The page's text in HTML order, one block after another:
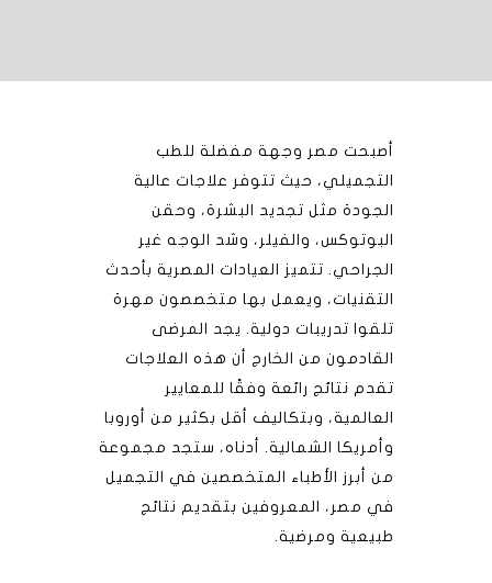
أصبحت مصر وجهة مفضلة للطب
التجميلي، حيث تتوفر علاجات عالية
الجودة مثل تجديد البشرة، وحقن
البوتوكس، والفيلر، وشد الوجه غير
الجراحي. تتميز العيادات المصرية بأحدث
التقنيات، ويعمل بها متخصصون مهرة
تلقوا تدريبات دولية. يجد المرضى
القادمون من الخارج أن هذه العلاجات
تقدم نتائج رائعة وفقًا للمعايير
العالمية، وبتكاليف أقل بكثير من أوروبا
وأمريكا الشمالية. أدناه، ستجد مجموعة
من أبرز الأطباء المتخصصين في التجميل
في مصر، المعروفين بتقديم نتائج
طبيعية ومرضية.